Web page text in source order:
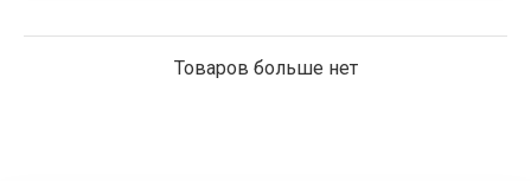
Товаров больше нет